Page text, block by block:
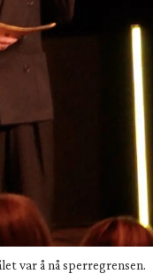
var å nå sperregrensen.